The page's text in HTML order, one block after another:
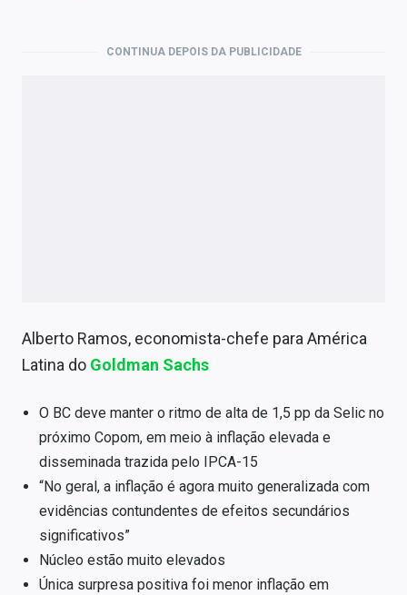
CONTINUA DEPOIS DA PUBLICIDADE
Alberto Ramos, economista-chefe para América
Latina do Goldman Sachs
O BC deve manter o ritmo de alta de 1,5 pp da Selic no
próximo Copom, em meio à inflação elevada e
disseminada trazida pelo IPCA-15
“No geral, a inflação é agora muito generalizada com
evidências contundentes de efeitos secundários
significativos”
Núcleo estão muito elevados
Única surpresa positiva foi menor inflação em